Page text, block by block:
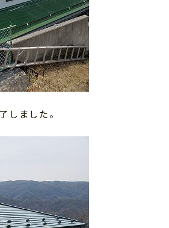
しました。